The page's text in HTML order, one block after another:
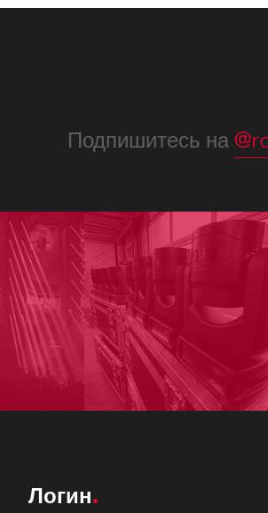
ProMotion Lighting
Подпишитесь на
Логин